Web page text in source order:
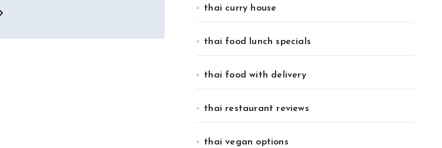
thai curry house
thai food lunch specials
thai food with delivery
thai restaurant reviews
thai vegan options